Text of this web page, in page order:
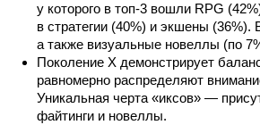
у которого в топ-3 вошли RPG
в стратегии (40%) и экшены (36%).
а также визуальные новеллы (по
Поколение X демонстрирует
равномерно распределяют
Уникальная черта «иксов» —
файтинги и новеллы.